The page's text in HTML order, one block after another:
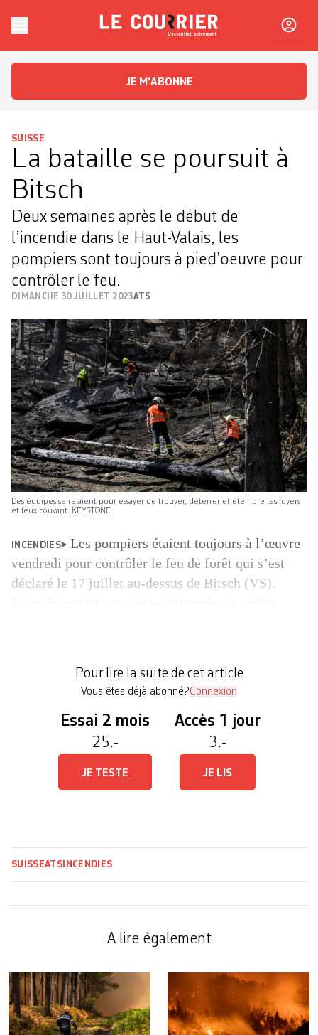
Le CourrierL'essentiel, autrement
JE M'ABONNE
SUISSE
La bataille se poursuit à
Bitsch
Deux semaines après le début de
l’incendie dans le Haut-Valais, les
pompiers sont toujours à pied’oeuvre pour
contrôler le feu.
DIMANCHE 30 JUILLET 2023ATS
Des équipes se relaient pour essayer de trouver, déterrer et éteindre les foyers
et feux couvant. KEYSTONE
INCENDIES
Les pompiers étaient toujours à l’œuvre
vendredi pour contrôler le feu de forêt qui s’est
déclaré le 17 juillet au-dessus de Bitsch (VS).
indiqué […]
Pour lire la suite de cet article
Vous êtes déjà abonné?Connexion
Essai 2 mois
25.-
JE TESTE
Accès 1 jour
3.-
JE LIS
SUISSEATS INCENDIES
A lire également